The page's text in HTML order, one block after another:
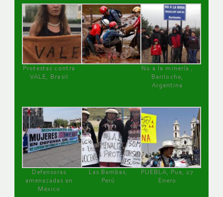
Protestas contra
VALE, Brasil
No a la minería ,
Bariloche,
Argentina
Defensoras
amenazadas en
México
Las Bambas,
Perú
PUEBLA, Pue, 27
Enero